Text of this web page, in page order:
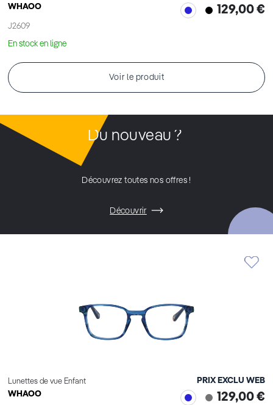
WHAOO
J2609
129,00 €
En stock en ligne
Voir le produit
Du nouveau ?
Découvrez toutes nos offres !
Découvrir
Lunettes de vue Enfant
WHAOO
PRIX EXCLU WEB
129,00 €